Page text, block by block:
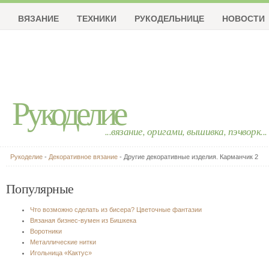
Рукоделие...вязание, оригами, вышивка, пэчворк...
ВЯЗАНИЕ ТЕХНИКИ РУКОДЕЛЬНИЦЕ НОВОСТИ
Рукоделие - Декоративное вязание - Другие декоративные изделия. Карманчик 2
Популярные
Что возможно сделать из бисера? Цветочные фантазии
Вязаная бизнес-вумен из Бишкека
Воротники
Металлические нитки
Игольница «Кактус»